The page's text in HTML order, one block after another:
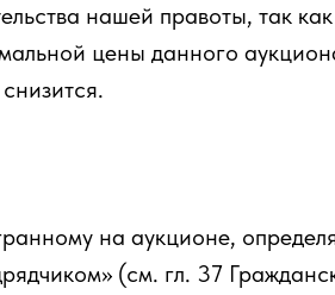
нашей правоты, так
цены данного
на аукционе,
(см. гл. 37